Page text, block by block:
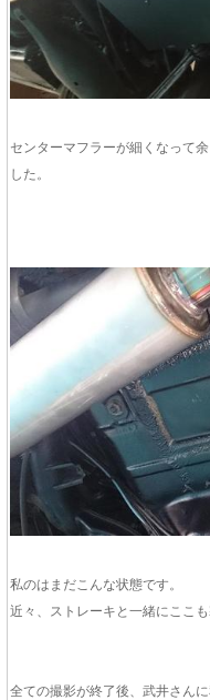
センターマフラーが細くなって
した。
私のはまだこんな状態です。
近々、ストレーキと一緒にここ
全ての撮影が終了後、武井さん